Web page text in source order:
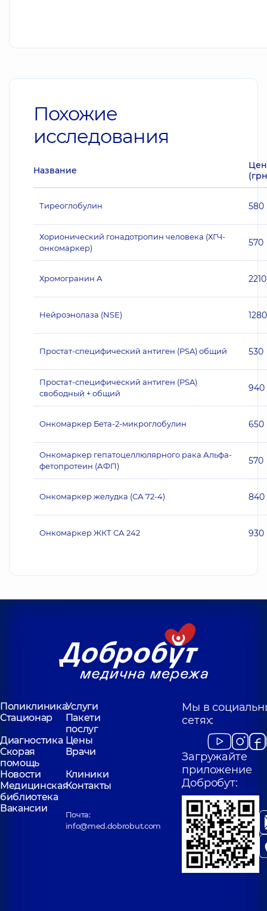
Похожие
исследования
Название
Тиреоглобулин 580
Хорионический гонадотропин человека (ХГЧ-
онкомаркер)
570
Хромогранин А 2210
Нейроэнолаза (NSE) 1280
Простат-специфический антиген (PSA) общий 530
Простат-специфический антиген (PSA)
свободный + общий
940
Онкомаркер Бета-2-микроглобулин 650
Онкомаркер гепатоцеллюлярного рака Альфа-
фетопротеин (АФП)
570
Онкомаркер желудка (СА 72-4) 840
Онкомаркер ЖКТ СА 242 930
ПоликлиникаУслуги
Стационар
Пакети
послуг
Диагностика Цены
Скорая
помощь
Врачи
Новости
Клиники
Медицинская
библиотека
Контакты
Вакансии
Почта:
info@med.dobrobut.com
Мы в
сетях:
Загружайте
приложение
Добробут: